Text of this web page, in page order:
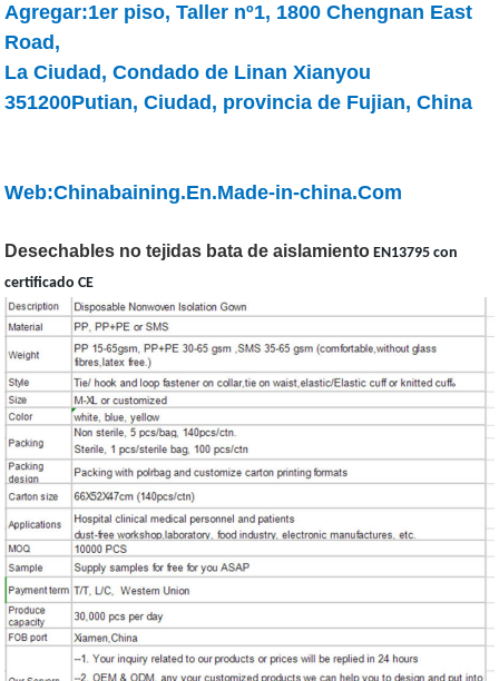
Agregar:1er piso, Taller nº1, 1800 Chengnan East
Road,
La Ciudad, Condado de Linan Xianyou
351200Putian, Ciudad, provincia de Fujian, China
Web:Chinabaining.En.Made-in-china.Com
Desechables no tejidas bata de aislamiento EN13795 con
certificado CE